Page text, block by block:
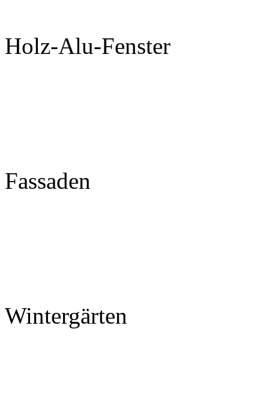
Holz-Alu-Fenster
Fassaden
Wintergärten